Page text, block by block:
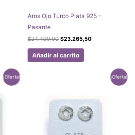
Aros Ojo Turco Plata 925 –
Pasante
$24.490,00 El
original
era:
$23.265,50El
Añadir al carrito
¡Oferta! ¡Oferta!